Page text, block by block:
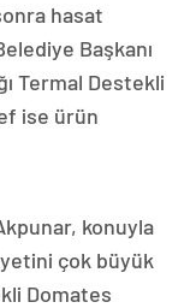
hasat
Başkanı
Termal Destekli
ise ürün
konuyla
çok büyük
Domates